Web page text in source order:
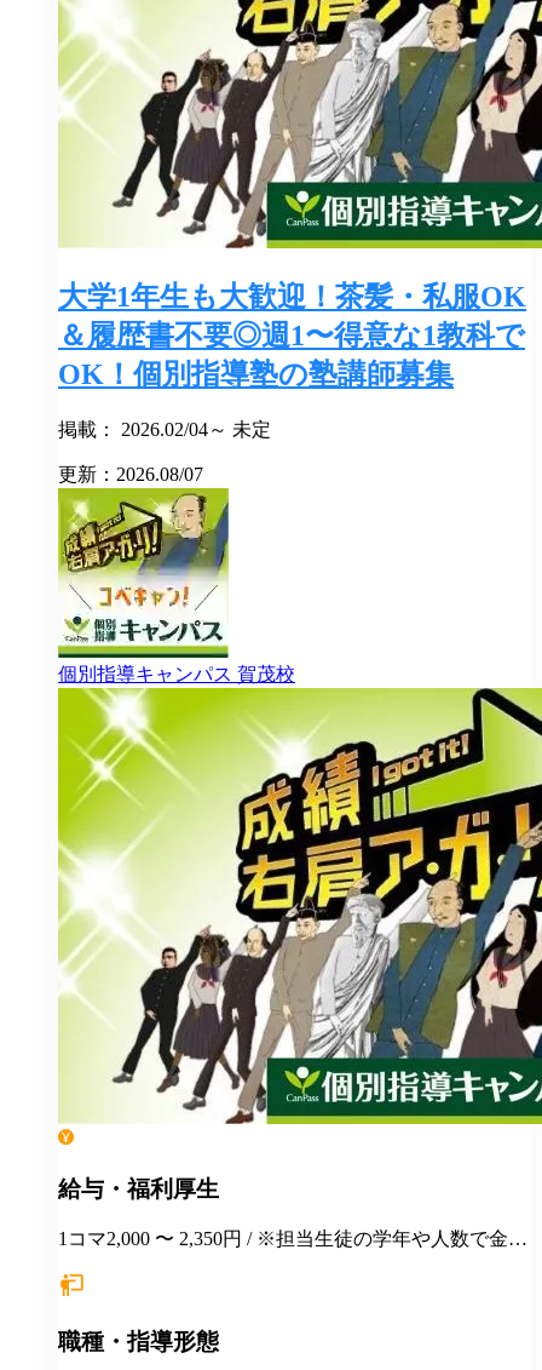
大学1年生も大歓迎！茶髪・私服OK
＆履歴書不要◎週1〜得意な1教科で
OK！個別指導塾の塾講師募集
掲載： 2026.02/04～ 未定
更新：2026.08/07
個別指導キャンパス 賀茂校
給与・福利厚生
1コマ2,000 〜 2,350円 / ※担当生徒の学年や人数で金額
職種・指導形態